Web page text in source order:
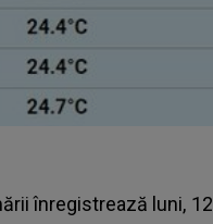
înregistrează luni, 12